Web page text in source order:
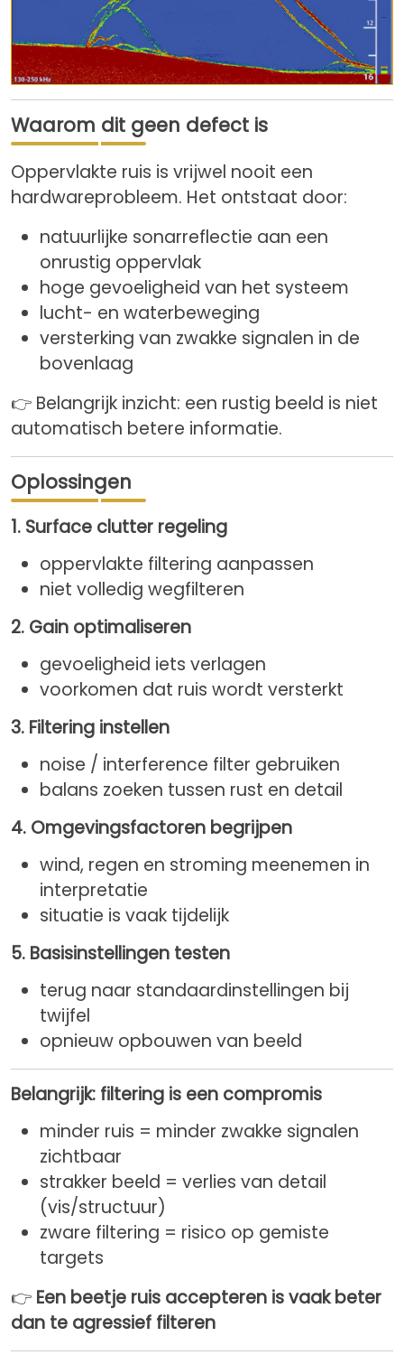
Waarom dit geen defect is
Oppervlakte ruis is vrijwel nooit een
hardwareprobleem. Het ontstaat door:
natuurlijke sonarreflectie aan een
onrustig oppervlak
hoge gevoeligheid van het systeem
lucht- en waterbeweging
versterking van zwakke signalen in de
bovenlaag
👉 Belangrijk inzicht: een rustig beeld is niet
automatisch betere informatie.
Oplossingen
1. Surface clutter regeling
oppervlakte filtering aanpassen
niet volledig wegfilteren
2. Gain optimaliseren
gevoeligheid iets verlagen
voorkomen dat ruis wordt versterkt
3. Filtering instellen
noise / interference filter gebruiken
balans zoeken tussen rust en detail
4. Omgevingsfactoren begrijpen
wind, regen en stroming meenemen in
interpretatie
situatie is vaak tijdelijk
5. Basisinstellingen testen
terug naar standaardinstellingen bij
twijfel
opnieuw opbouwen van beeld
Belangrijk: filtering is een compromis
minder ruis = minder zwakke signalen
zichtbaar
strakker beeld = verlies van detail
(vis/structuur)
zware filtering = risico op gemiste
targets
👉 Een beetje ruis accepteren is vaak beter
dan te agressief filteren